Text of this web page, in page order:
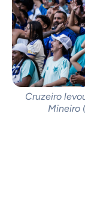
Cruzeiro
Mineiro